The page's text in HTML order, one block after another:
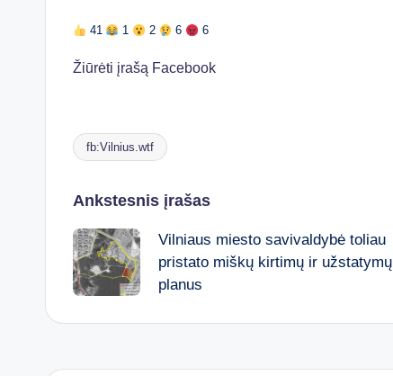
41 1 2 6 6
Žiūrėti įrašą Facebook
Tags:
fb:Vilnius.wtf
Post
navigation
Ankstesnis įrašas
Vilniaus miesto savivaldybė toliau
pristato miškų kirtimų ir užstatymų
planus